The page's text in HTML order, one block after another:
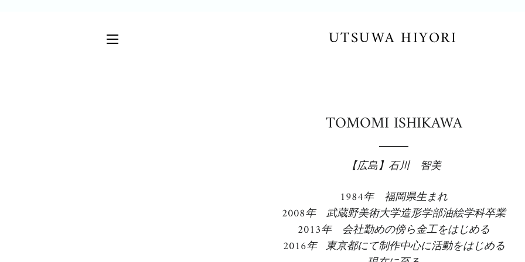
UTSUWA HIYORI
TOMOMI ISHIKAWA
【広島】石川 智美
1984年 福岡県生まれ
2008年 武蔵野美術大学造形学部油絵学科卒業
2013年 会社勤めの傍ら金工をはじめる
2016年 東京都にて制作中心に活動をはじめる